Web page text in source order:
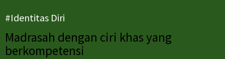
#Identitas Diri
Madrasah dengan ciri khas yang
berkompetensi